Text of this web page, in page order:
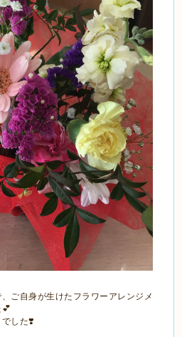
ご自身が生けたフラワーアレンジメ
した❣️